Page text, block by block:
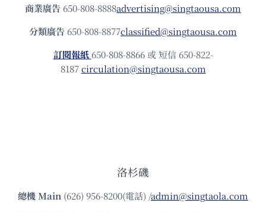
商業廣告 650-808-8888advertising@singtaousa.com
分類廣告 650-808-8877classified@singtaousa.com
訂閱報紙 650-808-8866 或 短信 650-822-
8187circulation@singtaousa.com
洛杉磯
總機Main (626) 956-8200(電話) /admin@singtaola.com